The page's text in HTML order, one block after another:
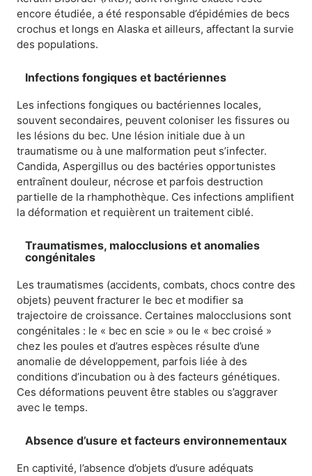
encore étudiée, a été responsable d’épidémies de becs
crochus et longs en Alaska et ailleurs, affectant la survie
des populations.
Infections fongiques et bactériennes
Les infections fongiques ou bactériennes locales,
souvent secondaires, peuvent coloniser les fissures ou
les lésions du bec. Une lésion initiale due à un
traumatisme ou à une malformation peut s’infecter.
Candida, Aspergillus ou des bactéries opportunistes
entraînent douleur, nécrose et parfois destruction
partielle de la rhamphothèque. Ces infections amplifient
la déformation et requièrent un traitement ciblé.
Traumatismes, malocclusions et anomalies
congénitales
Les traumatismes (accidents, combats, chocs contre des
objets) peuvent fracturer le bec et modifier sa
trajectoire de croissance. Certaines malocclusions sont
congénitales : le « bec en scie » ou le « bec croisé »
chez les poules et d’autres espèces résulte d’une
anomalie de développement, parfois liée à des
conditions d’incubation ou à des facteurs génétiques.
Ces déformations peuvent être stables ou s’aggraver
avec le temps.
Absence d’usure et facteurs environnementaux
En captivité, l’absence d’objets d’usure adéquats